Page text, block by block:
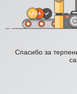
Спасибо за